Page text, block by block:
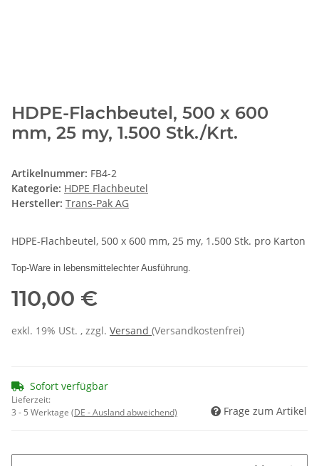
HDPE-Flachbeutel, 500 x 600
mm, 25 my, 1.500 Stk./Krt.
Artikelnummer: FB4-2
Kategorie: HDPE Flachbeutel
Hersteller: Trans-Pak AG
HDPE-Flachbeutel, 500 x 600 mm, 25 my, 1.500 Stk. pro Karton
Top-Ware in lebensmittelechter Ausführung.
110,00 €
exkl. 19% USt. , zzgl. Versand (Versandkostenfrei)
Sofort verfügbar
Lieferzeit:
3 - 5 Werktage (DE - Ausland abweichend) Frage zum Artikel